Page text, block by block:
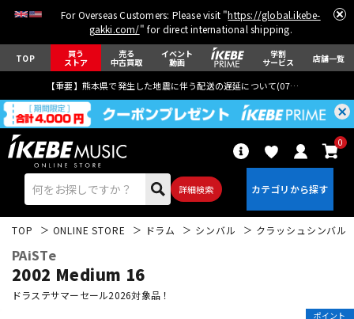
For Overseas Customers: Please visit "https://global.ikebe-
gakki.com/" for direct international shipping.
TOP 買う
ストア
売る
中古買取
イベント
動画
学割
サービス 店舗一覧
【重要】熊本県で発生した地震に伴う配送の遅延について(07月29日
詳細検索
0
TOP ONLINE STORE ドラム シンバル クラッシュシンバル
PAiSTe
2002 Medium 16
ドラステサマーセール2026対象品！
ポイント